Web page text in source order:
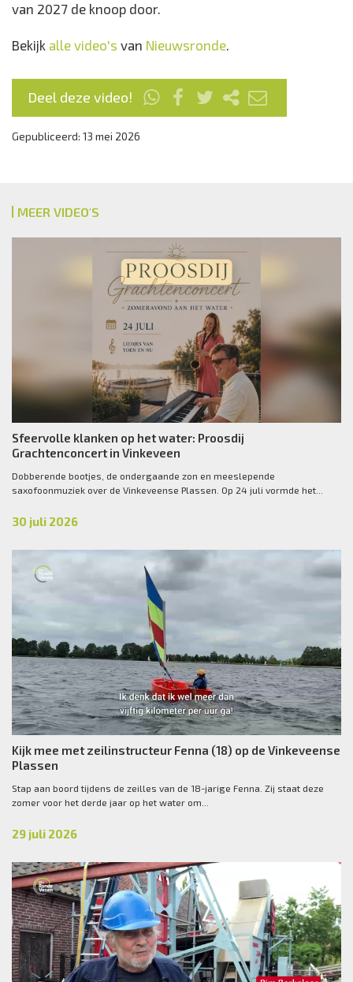
van 2027 de knoop door.
Bekijk alle video's van Nieuwsronde.
Deel deze video!
Gepubliceerd: 13 mei 2026
MEER VIDEO'S
Sfeervolle klanken op het water: Proosdij
Grachtenconcert in Vinkeveen
Dobberende bootjes, de ondergaande zon en meeslepende
saxofoonmuziek over de Vinkeveense Plassen. Op 24 juli vormde het...
30 juli 2026
Kijk mee met zeilinstructeur Fenna (18) op de Vinkeveense
Plassen
Stap aan boord tijdens de zeilles van de 18-jarige Fenna. Zij staat deze
zomer voor het derde jaar op het water om...
29 juli 2026